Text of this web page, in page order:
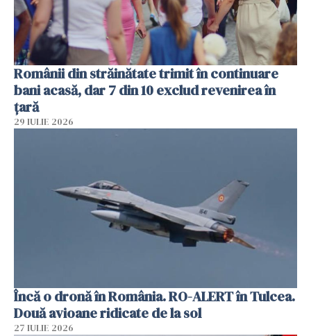
Românii din străinătate trimit în continuare
bani acasă, dar 7 din 10 exclud revenirea în
țară
29 IULIE 2026
Încă o dronă în România. RO-ALERT în Tulcea.
Două avioane ridicate de la sol
27 IULIE 2026